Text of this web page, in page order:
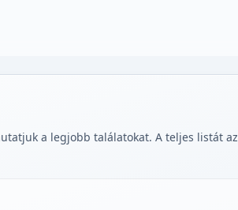
a legjobb találatokat. A teljes listát az